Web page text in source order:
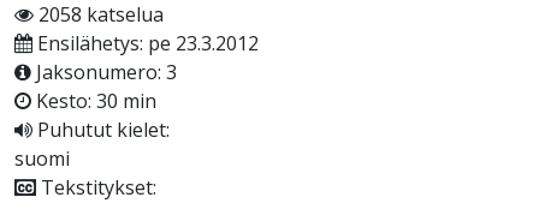
2058 katselua
Ensilähetys: pe 23.3.2012
Jaksonumero: 3
Kesto: 30 min
Puhutut kielet:
suomi
Tekstitykset: